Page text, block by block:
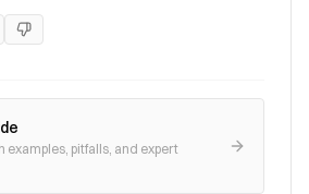
examples, pitfalls, and expert